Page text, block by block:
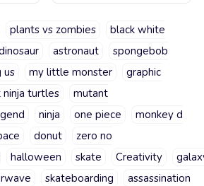
plants vs zombies
black white
astronaut
spongebob
us my little monster
graphic
turtles
mutant
ninja one piece
monkey d
donut
zero no
halloween skate Creativity
skateboarding
assassination